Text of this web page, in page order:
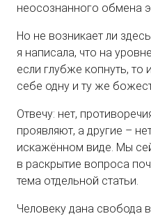
неосознанного обмена
Но не возникает ли
я написала, что на
если глубже копнуть, то
себе одну и ту же
Отвечу: нет,
проявляют, а другие –
искажённом виде. Мы
в раскрытие вопроса
тема отдельной статьи.
Человеку дана свобода